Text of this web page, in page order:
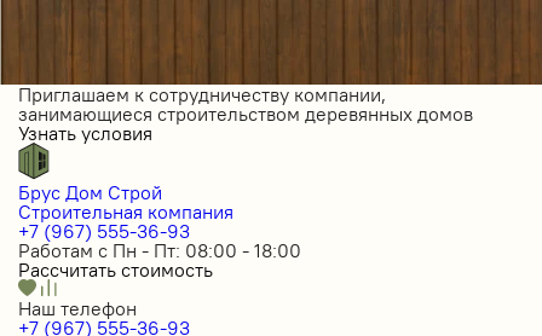
Приглашаем к сотрудничеству компании,
занимающиеся строительством деревянных домов
Узнать условия
Брус Дом Строй
Строительная компания
+7 (967) 555-36-93
Работам с Пн - Пт: 08:00 - 18:00
Рассчитать стоимость
Наш телефон
+7 (967) 555-36-93